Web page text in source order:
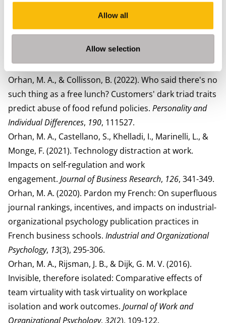
Allow all
Allow selection
(2022). Work experience on algorithm-based platforms:
The bright and dark sides of turking.
Forecasting and Social Change,183, 121907.
Orhan, M. A., & Collisson, B. (2022). Who said there's no
such thing as a free lunch? Customers' dark triad traits
predict abuse of food refund policies. Personality and
Individual Differences, 190, 111527.
Orhan, M. A., Castellano, S., Khelladi, I., Marinelli, L., &
Monge, F. (2021). Technology distraction at work.
Impacts on self-regulation and work
engagement. Journal of Business Research, 126, 341-349.
Orhan, M. A. (2020). Pardon my French: On superfluous
journal rankings, incentives, and impacts on industrial-
organizational psychology publication practices in
French business schools. Industrial and Organizational
Psychology, 13(3), 295-306.
Orhan, M. A., Rijsman, J. B., & Dijk, G. M. V. (2016).
Invisible, therefore isolated: Comparative effects of
team virtuality with task virtuality on workplace
isolation and work outcomes. Journal of Work and
Organizational Psychology, 32(2), 109-122.